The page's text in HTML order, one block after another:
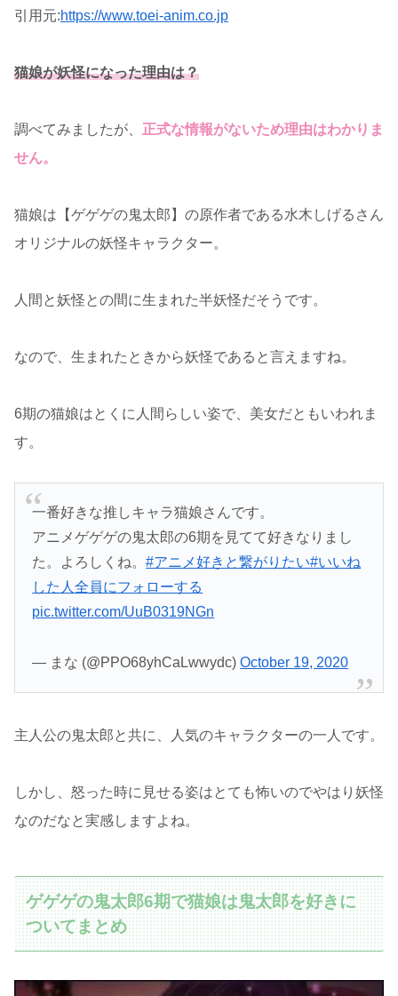
引用元:https://www.toei-anim.co.jp
猫娘が妖怪になった理由は？
調べてみましたが、 正式な情報がないため理由はわかりま
せん。
猫娘は【ゲゲゲの鬼太郎】の原作者である水木しげるさん
オリジナルの妖怪キャラクター。
人間と妖怪との間に生まれた半妖怪だそうです。
なので、生まれたときから妖怪であると言えますね。
6期の猫娘はとくに人間らしい姿で、美女だともいわれま
す。
一番好きな推しキャラ猫娘さんです。
アニメゲゲゲの鬼太郎の6期を見てて好きなりまし
た。よろしくね。#アニメ好きと繋がりたい#いいね
した人全員にフォローする
pic.twitter.com/UuB0319NGn
— まな (@PPO68yhCaLwwydc)October 19, 2020
主人公の鬼太郎と共に、人気のキャラクターの一人です。
しかし、怒った時に見せる姿はとても怖いのでやはり妖怪
なのだなと実感しますよね。
ゲゲゲの鬼太郎6期で猫娘は鬼太郎を好きに
ついてまとめ